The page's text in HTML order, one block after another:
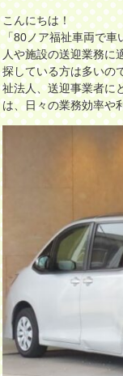
こんにちは！
「80ノア福祉車両で車
人や施設の送迎業務に
探している方は多いの
祉法人、送迎事業者に
は、日々の業務効率や